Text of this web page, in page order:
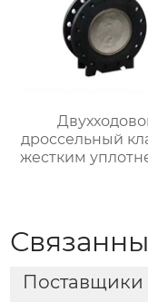
дроссельный
жестким